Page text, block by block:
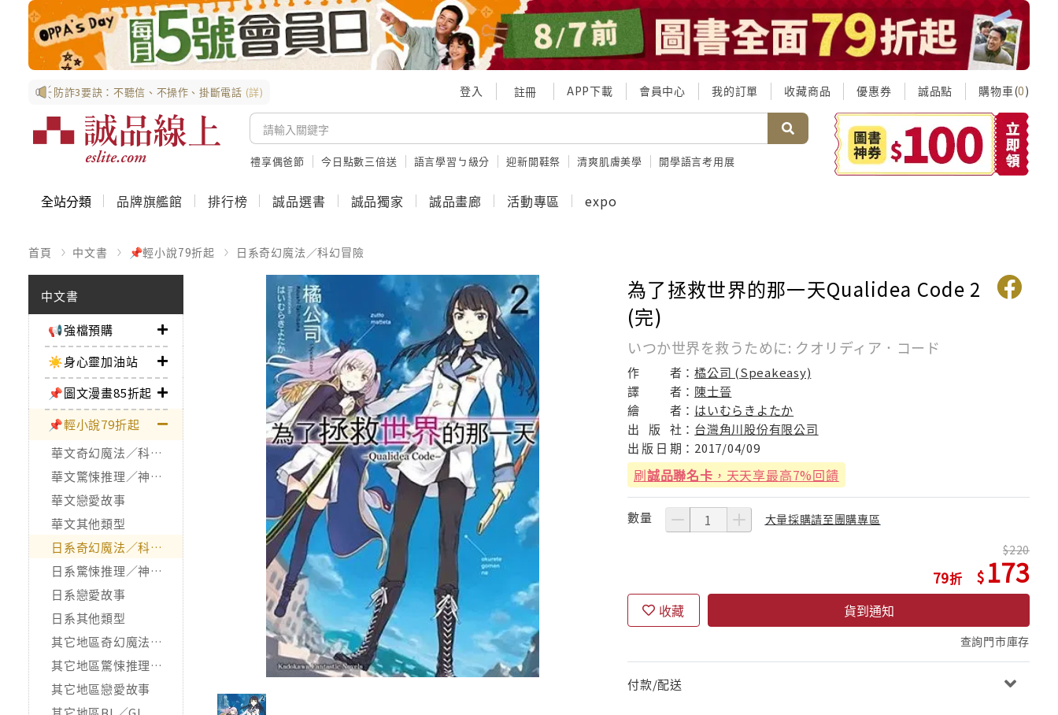
防詐3要訣：不聽信、不操作、掛斷電話 (詳) 登入 註冊 APP下載 會員中心 我的訂單 收藏商品 優惠券 誠品點 購物車(0)
禮享偶爸節 今日點數三倍送 語言學習ㄅ級分 迎新開鞋祭 清爽肌膚美學 開學語言考用展
全站分類 品牌旗艦館 排行榜 誠品選書 誠品獨家 誠品畫廊 活動專區 expo
首頁 中文書 📌輕小說79折起 日系奇幻魔法／科幻冒險
中文書
📢強檔預購
☀️身心靈加油站
📌圖文漫畫85折起
📌輕小說79折起
華文奇幻魔法／科幻冒險
華文驚悚推理／神怪靈異
華文戀愛故事
華文其他類型
日系奇幻魔法／科幻冒險
日系驚悚推理／神怪靈異
日系戀愛故事
日系其他類型
其它地區奇幻魔法／科幻冒險
其它地區驚悚推理／神怪靈異
其它地區戀愛故事
為了拯救世界的那一天Qualidea Code 2
(完)
いつか世界を救うために: クオリディア．コード
作 者：橘公司 (Speakeasy)
譯
者： 陳士晉
繪
者： はいむらきよたか
出
版 社： 台灣角川股份有限公司
出 版 日 期： 2017/04/09
刷誠品聯名卡 ，天天享最高7%回饋
數量 大量採購請至團購專區
79
220
173
收藏 貨到通知
查詢門市庫存
付款/配送